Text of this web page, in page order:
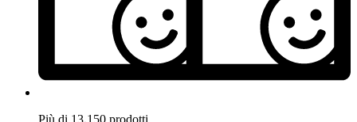
Più di 13.150 prodotti